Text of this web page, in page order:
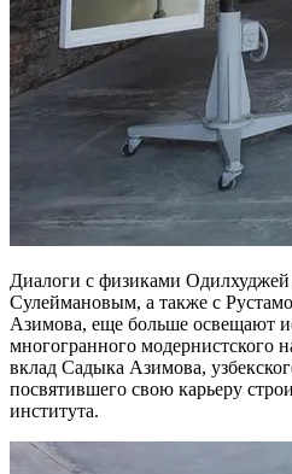
Диалоги с физиками
Сулеймановым, а также с
Азимова, еще больше освещают
многогранного модернистского
вклад Садыка Азимова,
посвятившего свою карьеру
института.